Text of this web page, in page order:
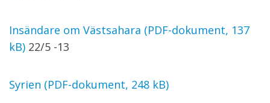
Insändare om Västsahara (PDF-dokument, 137
kB) 22/5 -13
Syrien (PDF-dokument, 248 kB)